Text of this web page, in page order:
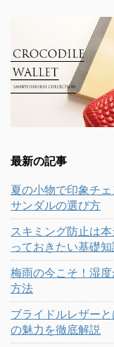
最新の記事
夏の小物で印象チ
サンダルの選び方
スキミング防止は
っておきたい基礎
梅雨の今こそ！湿
方法
ブライドルレザー
の魅力を徹底解説